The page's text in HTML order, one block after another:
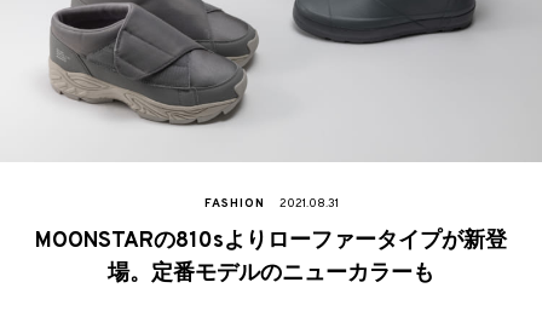
FASHION 2021.08.31
MOONSTARの810sよりローファータイプが新登
場。定番モデルのニューカラーも